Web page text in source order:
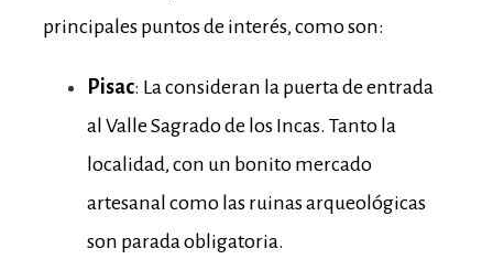
principales puntos de interés, como son:
Pisac: La consideran la puerta de entrada
al Valle Sagrado de los Incas. Tanto la
localidad, con un bonito mercado
artesanal como las ruinas arqueológicas
son parada obligatoria.